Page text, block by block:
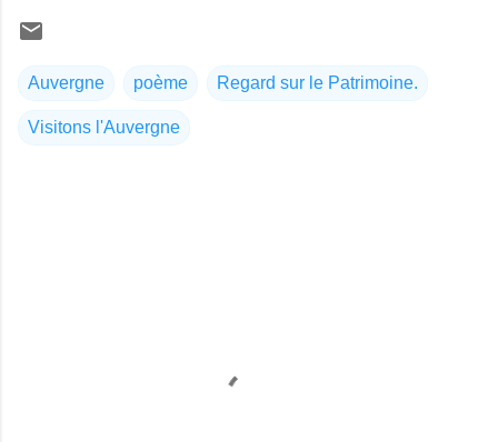
Auvergne poème Regard sur le Patrimoine.
Visitons l'Auvergne